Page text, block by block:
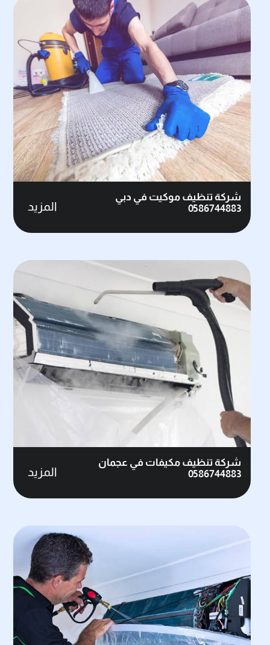
شركة تنظيف موكيت في دبي
0586744883
المزيد
شركة تنظيف مكيفات في عجمان
0586744883
المزيد